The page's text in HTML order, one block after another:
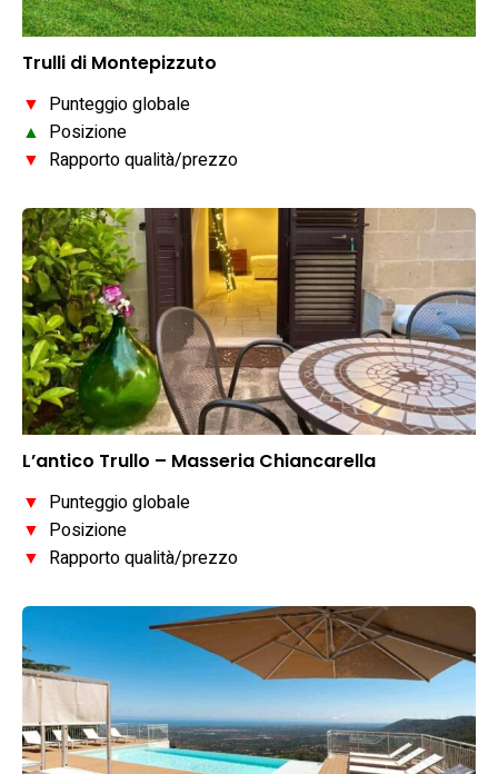
Trulli di Montepizzuto
▼ Punteggio globale
▲ Posizione
▼ Rapporto qualità/prezzo
L’antico Trullo – Masseria Chiancarella
▼ Punteggio globale
▼ Posizione
▼ Rapporto qualità/prezzo